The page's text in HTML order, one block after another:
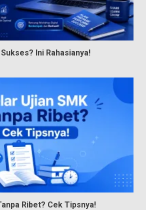
Ini Rahasianya!
Ribet? Cek Tipsnya!